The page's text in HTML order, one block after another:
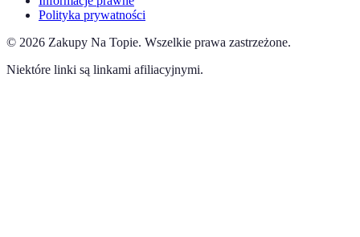
Polityka prywatności
© 2026 Zakupy Na Topie. Wszelkie prawa zastrzeżone.
Niektóre linki są linkami afiliacyjnymi.